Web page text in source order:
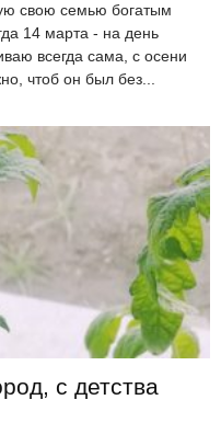
свою семью богатым
14 марта - на день
всегда сама, с осени
чтоб он был без...
с детства